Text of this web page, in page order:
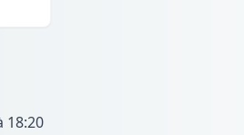
18:20